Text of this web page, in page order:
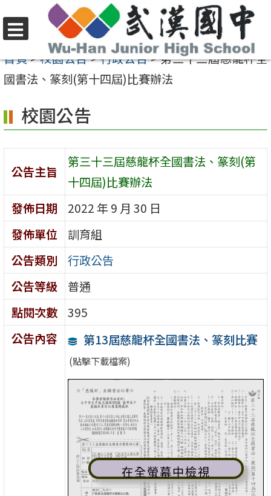
至
要
容
區
選
單
首頁>校園公告>行政公告>第三十三屆慈龍杯全
國書法、篆刻(第十四屆)比賽辦法
校園公告
公告主旨
第三十三屆慈龍杯全國書法、篆刻(第
十四屆)比賽辦法
發佈日期
2022 年 9 月 30 日
發佈單位
訓育組
公告類別
行政公告
公告等級
普通
點閱次數
395
公告內容
第13屆慈龍杯全國書法、篆刻比賽
(點擊下載檔案)
在全螢幕中檢視